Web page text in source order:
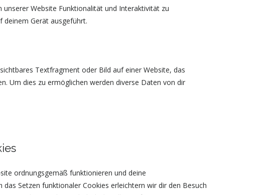
Website Funktionalität und Interaktivität zu
deinem Gerät ausgeführt.
Textfragment oder Bild auf einer Website, das
Um dies zu ermöglichen werden diverse Daten von dir
ordnungsgemäß funktionieren und deine
Setzen funktionaler Cookies erleichtern wir dir den Besuch